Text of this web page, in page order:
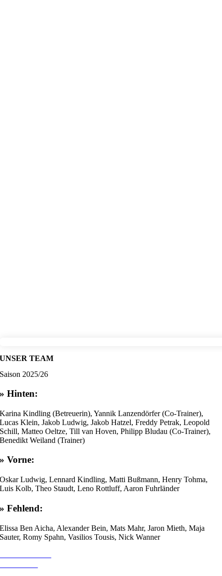
UNSER TEAM
Saison 2025/26
» Hinten:
Karina Kindling (Betreuerin), Yannik Lanzendörfer (Co-Trainer),
Lucas Klein, Jakob Ludwig, Jakob Hatzel, Freddy Petrak, Leopold
Schill, Matteo Oeltze, Till van Hoven, Philipp Bludau (Co-Trainer),
Benedikt Weiland (Trainer)
» Vorne:
Oskar Ludwig, Lennard Kindling, Matti Bußmann, Henry Tohma,
Luis Kolb, Theo Staudt, Leno Rottluff, Aaron Fuhrländer
» Fehlend:
Elissa Ben Aicha, Alexander Bein, Mats Mahr, Jaron Mieth, Maja
Sauter, Romy Spahn, Vasilios Tousis, Nick Wanner